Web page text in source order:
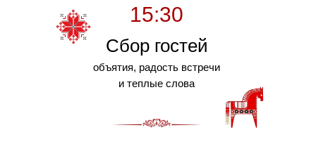
Сбор гостей
объятия, радость встречи
и теплые слова
15:30